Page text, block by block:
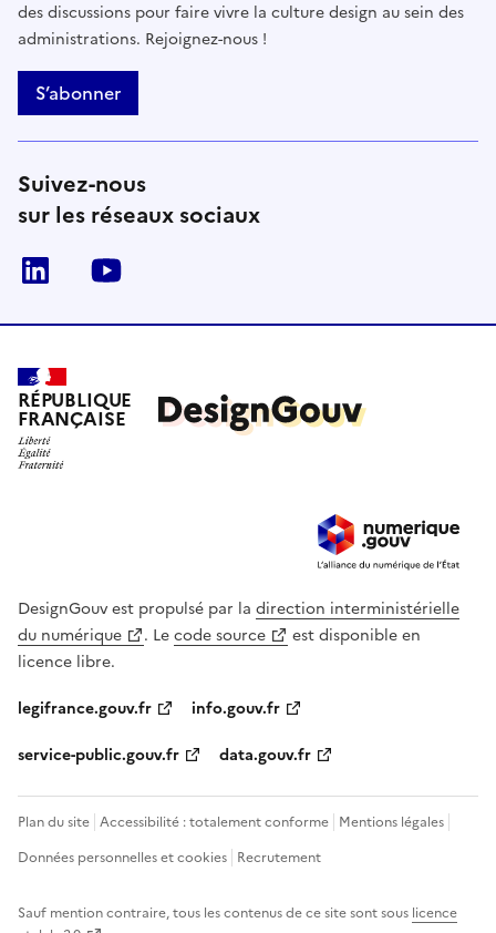
des discussions pour faire vivre la culture design au sein des
administrations. Rejoignez-nous !
S’abonner
Suivez-nous
sur les réseaux sociaux
linkedin
RÉPUBLIQUE
FRANÇAISE
DesignGouv est propulsé par la direction interministérielle
du numérique
. Lecode source
est disponible en
licence libre.
legifrance.gouv.fr
info.gouv.fr
service-public.gouv.fr
data.gouv.fr
Plan du site Accessibilité : totalement conforme Mentions légales
Données personnelles et cookies Recrutement
Sauf mention contraire, tous les contenus de ce site sont sous licence